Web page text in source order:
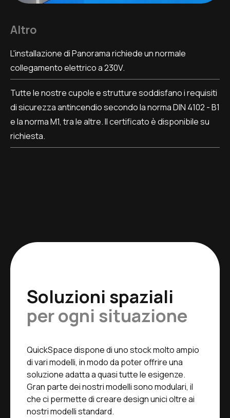
Altro
L'installazione di Panorama richiede un normale
collegamento elettrico a 230V.
Tutte le nostre cupole e strutture soddisfano i requisiti
di sicurezza antincendio secondo la norma DIN 4102 - B1
e la norma M1, tra le altre. Il certificato è disponibile su
richiesta.
Soluzioni spaziali
per ogni situazione
QuickSpace dispone di uno stock molto ampio
di vari modelli, in modo da poter offrire una
soluzione adatta a quasi tutte le esigenze.
Gran parte dei nostri modelli sono modulari, il
che ci permette di creare design unici oltre ai
nostri modelli standard.